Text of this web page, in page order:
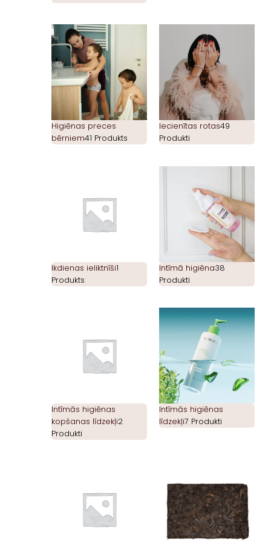
Higiēnas preces
bērniem41 Produkts
Iecienītas rotas49
Produkti
Ikdienas ieliktnīši1
Produkts
Intīmā higiēna38
Produkti
Intīmās higiēnas
kopšanas līdzekļi2
Produkti
Intīmās higiēnas
līdzekļi7 Produkti